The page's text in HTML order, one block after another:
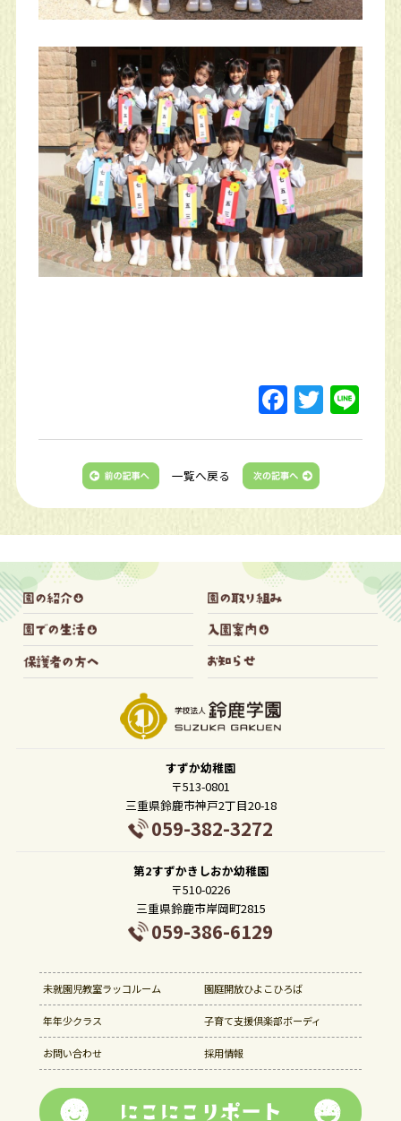
一覧へ戻る
すずか幼稚園
〒513-0801
三重県鈴鹿市神戸2丁目20-18
059-382-3272
第2すずかきしおか幼稚園
〒510-0226
三重県鈴鹿市岸岡町2815
059-386-6129
未就園児教室ラッコルーム 園庭開放ひよこひろば
年年少クラス 子育て支援倶楽部ボーディ
お問い合わせ 採用情報